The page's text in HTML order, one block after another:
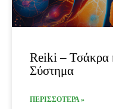
Reiki – Τσάκρα
Σύστημα
ΠΕΡΙΣΣΟΤΕΡΑ »